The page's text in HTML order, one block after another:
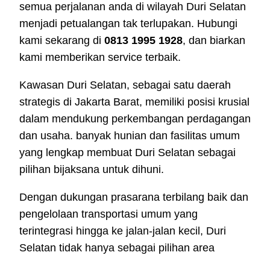
semua perjalanan anda di wilayah Duri Selatan
menjadi petualangan tak terlupakan. Hubungi
kami sekarang di 0813 1995 1928, dan biarkan
kami memberikan service terbaik.
Kawasan Duri Selatan, sebagai satu daerah
strategis di Jakarta Barat, memiliki posisi krusial
dalam mendukung perkembangan perdagangan
dan usaha. banyak hunian dan fasilitas umum
yang lengkap membuat Duri Selatan sebagai
pilihan bijaksana untuk dihuni.
Dengan dukungan prasarana terbilang baik dan
pengelolaan transportasi umum yang
terintegrasi hingga ke jalan-jalan kecil, Duri
Selatan tidak hanya sebagai pilihan area